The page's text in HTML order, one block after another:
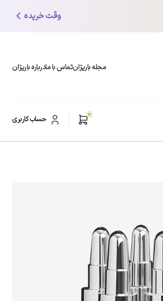
وقت خریده
مجله باریژانتماس با مادرباره باریژان
0 حساب کاربریمحبوب ترین دسته بندی ها
شوینده و پاک کننده صورت